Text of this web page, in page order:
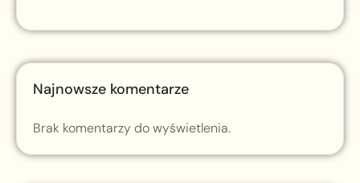
Najnowsze komentarze
Brak komentarzy do wyświetlenia.